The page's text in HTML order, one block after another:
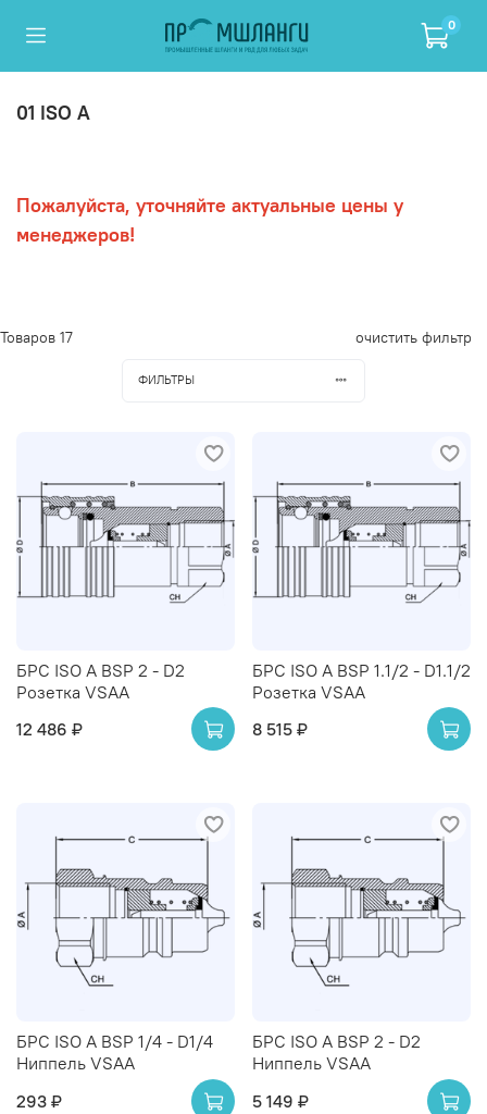
0
01 ISO A
Пожалуйста, уточняйте актуальные цены у
менеджеров!
Товаров 17 очистить фильтр
ФИЛЬТРЫ
БРС ISO A BSP 2 - D2
Розетка VSAA
12 486 ₽
БРС ISO A BSP 1.1/2 - D1.1/2
Розетка VSAA
8 515 ₽
БРС ISO A BSP 1/4 - D1/4
Ниппель VSAA
293 ₽
БРС ISO A BSP 2 - D2
Ниппель VSAA
5 149 ₽